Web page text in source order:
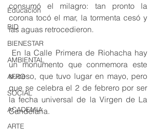
Educación
BID
BIENESTAR
AMBIENTAL
AFRO
SOCIAL
ACADEMIA
ARTE
consumó el milagro: tan pronto la
corona tocó el mar, la tormenta cesó y
las aguas retrocedieron.
un monumento que conmemora este
suceso, que tuvo lugar en mayo, pero
que se celebra el 2 de febrero por ser
la fecha universal de la Virgen de La
Candelaria.